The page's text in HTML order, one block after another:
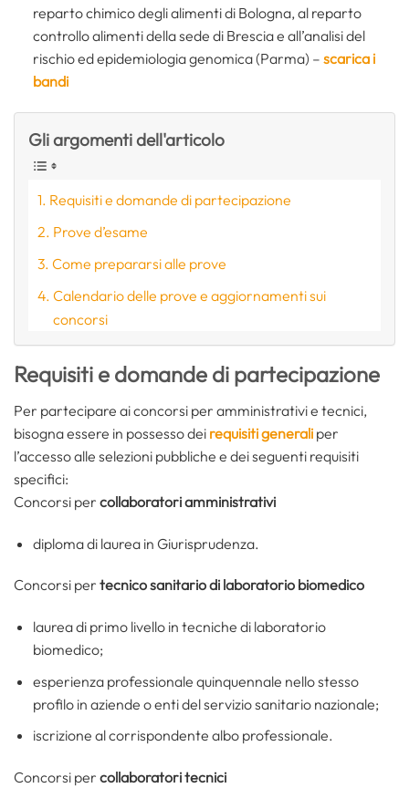
reparto chimico degli alimenti di Bologna, al reparto
controllo alimenti della sede di Brescia e all’analisi del
rischio ed epidemiologia genomica (Parma) – scarica i
bandi
Gli argomenti dell'articolo
Requisiti e domande di partecipazione
Prove d’esame
Come prepararsi alle prove
Calendario delle prove e aggiornamenti sui
concorsi
Requisiti e domande di partecipazione
Per partecipare ai concorsi per amministrativi e tecnici,
bisogna essere in possesso dei requisiti generali per
l’accesso alle selezioni pubbliche e dei seguenti requisiti
specifici:
Concorsi per collaboratori amministrativi
diploma di laurea in Giurisprudenza.
Concorsi per tecnico sanitario di laboratorio biomedico
laurea di primo livello in tecniche di laboratorio
biomedico;
esperienza professionale quinquennale nello stesso
profilo in aziende o enti del servizio sanitario nazionale;
iscrizione al corrispondente albo professionale.
Concorsi per collaboratori tecnici